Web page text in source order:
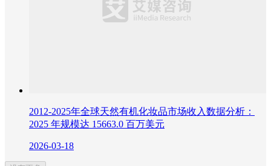
2012-2025年全球天然有机化妆品市场收入数据分析：
2025 年规模达 15663.0 百万美元
2026-03-18